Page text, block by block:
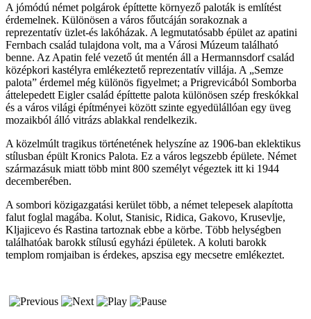
A jómódú német polgárok építtette környező paloták is említést
érdemelnek. Különösen a város főutcáján sorakoznak a
reprezentatív üzlet-és lakóházak. A legmutatósabb épület az apatini
Fernbach család tulajdona volt, ma a Városi Múzeum található
benne. Az Apatin felé vezető út mentén áll a Hermannsdorf család
középkori kastélyra emlékeztető reprezentatív villája. A „Semze
palota” érdemel még különös figyelmet; a Prigrevicából Somborba
áttelepedett Eigler család építtette palota különösen szép freskókkal
és a város világi építményei között szinte egyedülállóan egy üveg
mozaikból álló vitrázs ablakkal rendelkezik.
A közelmúlt tragikus történetének helyszíne az 1906-ban eklektikus
stílusban épült Kronics Palota. Ez a város legszebb épülete. Német
származásuk miatt több mint 800 személyt végeztek itt ki 1944
decemberében.
A sombori közigazgatási kerület több, a német telepesek alapította
falut foglal magába. Kolut, Stanisic, Ridica, Gakovo, Krusevlje,
Kljajicevo és Rastina tartoznak ebbe a körbe. Több helységben
találhatóak barokk stílusú egyházi épületek. A koluti barokk
templom romjaiban is érdekes, apszisa egy mecsetre emlékeztet.